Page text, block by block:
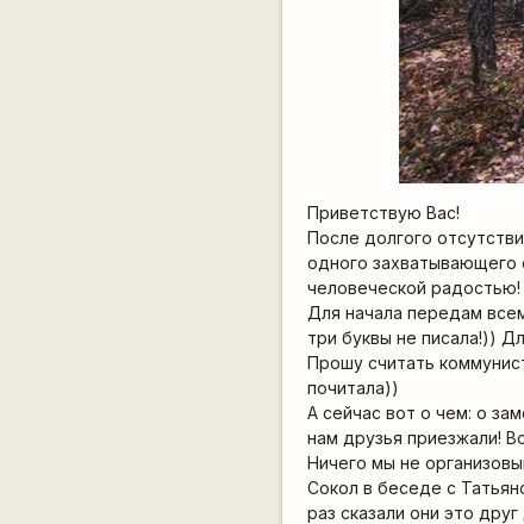
Приветствую Вас!
После долгого
одного захватывающего
человеческой
Для начала передам
три буквы не писала!))
Прошу считать
почитала))
А сейчас вот о чем: о
нам друзья приезжали!
Ничего мы не
Сокол в беседе с
раз сказали они это